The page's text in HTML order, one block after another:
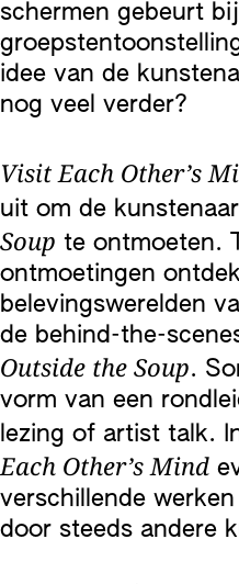
schermen gebeurt
idee van de
nog veel verder?
Visit Each Other’s
uit om de
Soup te ontmoeten.
ontmoetingen
belevingswerelden
de behind-the-
Outside the Soup.
vorm van een
lezing of artist talk.
Each Other’s Mind
verschillende
door steeds andere